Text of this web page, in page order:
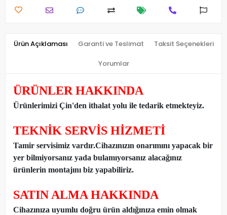
Ürün Açıklaması Garanti ve Teslimat Taksit Seçenekleri
Yorumlar
ÜRÜNLER HAKKINDA
Ürünlerimizi Çin'den ithalat yolu ile tedarik etmekteyiz.
TEKNİK SERVİS HİZMETİ
Tamir servisimiz vardır.Cihazınızın onarımını yapacak bir
yer bilmiyorsanız yada bulamıyorsanız alacağınız
ürünlerin montajını biz yapabiliriz.
SATIN ALMA HAKKINDA
Cihazınıza uyumlu doğru ürün aldığınıza emin olmak